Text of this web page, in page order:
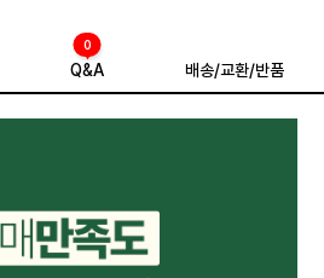
Q&A
0
배송/교환/반품